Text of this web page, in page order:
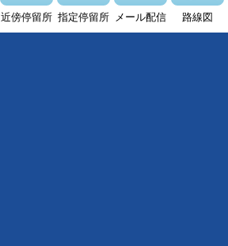
近傍停留所 指定停留所 メール配信 路線図